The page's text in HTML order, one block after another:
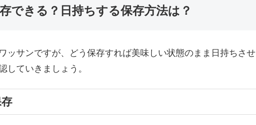
できる？日持ちする保存方法は？
ッサンですが、どう保存すれば美味しい状態のまま日持ちさせ
していきましょう。